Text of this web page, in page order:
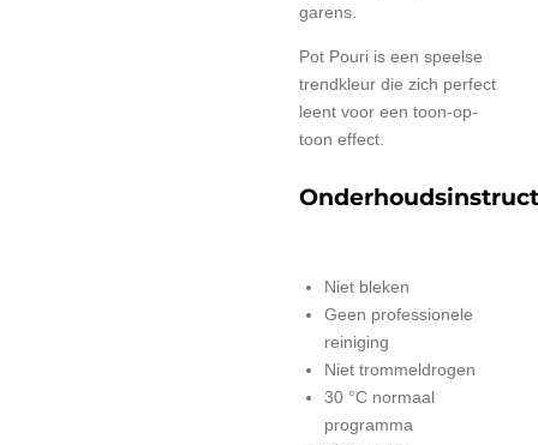
garens.
Pot Pouri is een speelse
trendkleur die zich perfect
leent voor een toon-op-
toon effect.
Niet bleken
Geen professionele
reiniging
Niet trommeldrogen
30 °C normaal
programma